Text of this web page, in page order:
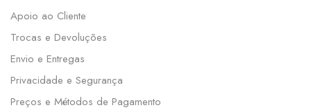
Apoio ao Cliente
Trocas e Devoluções
Envio e Entregas
Privacidade e Segurança
Preços e Métodos de Pagamento